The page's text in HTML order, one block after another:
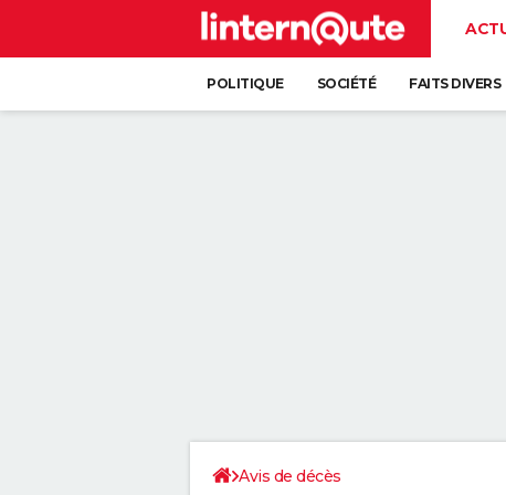
POLITIQUE SOCIÉTÉ FAITS DIVERS
Avis de décès